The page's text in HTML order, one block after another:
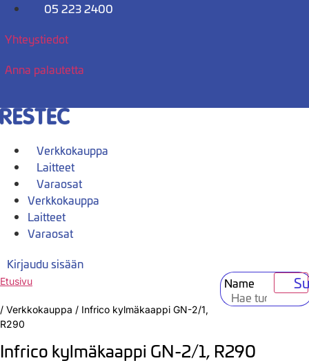
Mene
05 223 2400
Yhteystiedot
Anna palautetta
Verkkokauppa
Laitteet
Varaosat
Verkkokauppa
Laitteet
Varaosat
Kirjaudu sisään
Name
Etusivu
/ Verkkokauppa / Infrico kylmäkaappi GN-2/1,
R290
Infrico kylmäkaappi GN-2/1, R290